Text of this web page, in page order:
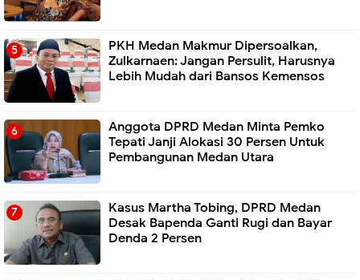
PKH Medan Makmur Dipersoalkan,
Zulkarnaen: Jangan Persulit, Harusnya
Lebih Mudah dari Bansos Kemensos
Anggota DPRD Medan Minta Pemko
Tepati Janji Alokasi 30 Persen Untuk
Pembangunan Medan Utara
Kasus Martha Tobing, DPRD Medan
Desak Bapenda Ganti Rugi dan Bayar
Denda 2 Persen